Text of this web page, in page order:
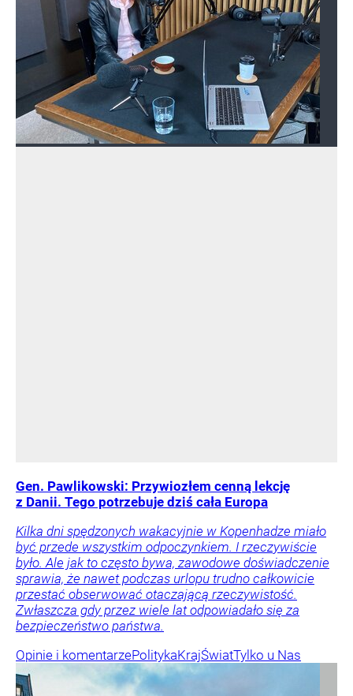
Gen. Pawlikowski: Przywiozłem cenną lekcję
z Danii. Tego potrzebuje dziś cała Europa
Kilka dni spędzonych wakacyjnie w Kopenhadze miało
być przede wszystkim odpoczynkiem. I rzeczywiście
było. Ale jak to często bywa, zawodowe doświadczenie
sprawia, że nawet podczas urlopu trudno całkowicie
przestać obserwować otaczającą rzeczywistość.
Zwłaszcza gdy przez wiele lat odpowiadało się za
bezpieczeństwo państwa.
Opinie i komentarzePolitykaKrajŚwiatTylko u Nas